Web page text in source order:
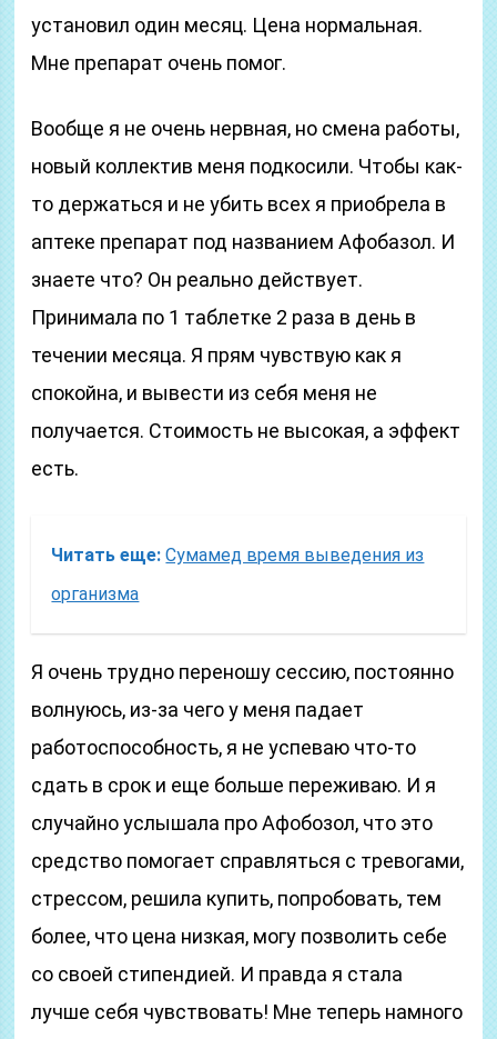
установил один месяц. Цена нормальная.
Мне препарат очень помог.
Вообще я не очень нервная, но смена работы,
новый коллектив меня подкосили. Чтобы как-
то держаться и не убить всех я приобрела в
аптеке препарат под названием Афобазол. И
знаете что? Он реально действует.
Принимала по 1 таблетке 2 раза в день в
течении месяца. Я прям чувствую как я
спокойна, и вывести из себя меня не
получается. Стоимость не высокая, а эффект
есть.
Читать еще: Сумамед время выведения из
организма
Я очень трудно переношу сессию, постоянно
волнуюсь, из-за чего у меня падает
работоспособность, я не успеваю что-то
сдать в срок и еще больше переживаю. И я
случайно услышала про Афобозол, что это
средство помогает справляться с тревогами,
стрессом, решила купить, попробовать, тем
более, что цена низкая, могу позволить себе
со своей стипендией. И правда я стала
лучше себя чувствовать! Мне теперь намного